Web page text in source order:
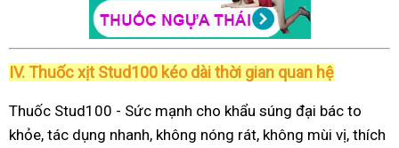
IV. Thuốc xịt Stud100 kéo dài thời gian quan hệ
Thuốc Stud100 - Sức mạnh cho khẩu súng đại bác to
khỏe, tác dụng nhanh, không nóng rát, không mùi vị, thích